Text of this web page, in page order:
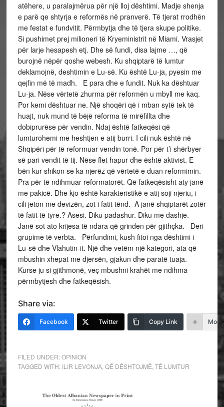
atëhere, u paralajmërua për një lloj dështimi. Madje shenja
e parë qe shtyrja e reformës në pranverë. Të tjerat rrodhën
me festat e fundvitit. Përmbytja dhe të tjera skupe politike.
Si pushimet prej milioneri të Kryeministrit në Miami. Vrasjet
për larje hesapesh etj. Dhe së fundi, disa lajme …, që
burojnë nëpër qoshe webesh. Ku shqiptarë të lumtur
deklamojnë, deshtimin e Lu-së. Ku është Lu-ja, pyesin me
qejfin më të madh. E para dhe e fundit. Nuk ka dështuar
Lu-ja. Nëse vërtetë zhurma për reformën u mbyll me kaq.
Por kemi dështuar ne. Një shoqëri që i mban sytë tek të
huajt, nuk mund të bëjë reforma të mirëfillta dhe
dobiprurëse për vendin. Ndaj është fatkeqësi që
lumturohemi me heshtjen e atij burri. I cili nuk është në
Shqipëri për të reformuar vendin tonë. Por për t’i shërbyer
së pari vendit të tij. Nëse flet hapur dhe është aktivist. E
bën kur shikon se ka njerëz që vërtetë e duan reformimin.
Pra për të ndihmuar reformatorët. Që fatkeqësisht aty janë
me pakicë. Dhe kjo është karakteristikë e atij soji njeriu, i
cili jeton me devizën, zot i fatit tënd. A janë shqiptarët zotër
të fatit të tyre.? Asesi. Diku padashur. Diku me dashje.
Janë sot ato krijesa të ndara që grinden për gjithçka. Deri
grupime të verbta. Përfundimi, kush fitoi nga dështimi i
Lu-së dhe Vlahutin-it. Një dhe vetëm një kategori, ata që
mbushin xhepat me djersën, gjakun dhe paratë tuaja.
Kurse ju si gjithmonë, veç mbushni krahët me ndihma
përmbytjesh dhe fatkeqësish.
Share via:
Facebook Twitter Copy Link More
FILED UNDER:OPINION
TAGGED WITH: ILIR LEVONJA, QË DËSHTOJMË TË LUMTUR